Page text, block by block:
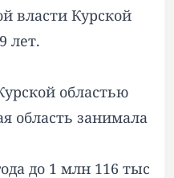
власти Курской
лет.
областью
область занимала
до 1 млн 116 тыс